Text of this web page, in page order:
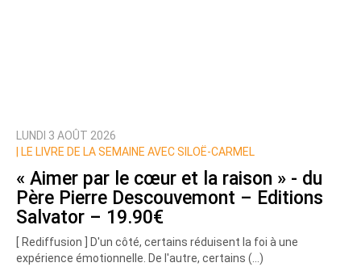
LUNDI 3 AOÛT 2026
LE LIVRE DE LA SEMAINE AVEC SILOË-CARMEL
« Aimer par le cœur et la raison » - du
Père Pierre Descouvemont – Editions
Salvator – 19.90€
[ Rediffusion ] D'un côté, certains réduisent la foi à une
expérience émotionnelle. De l'autre, certains (…)